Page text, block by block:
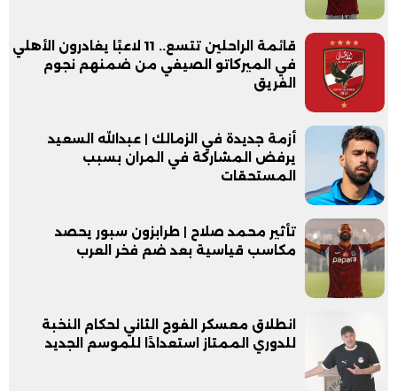
قائمة الراحلين تتسع.. 11 لاعبًا يغادرون الأهلي
في الميركاتو الصيفي من ضمنهم نجوم
الفريق
أزمة جديدة في الزمالك | عبدالله السعيد
يرفض المشاركة في المران بسبب
المستحقات
تأثير محمد صلاح | طرابزون سبور يحصد
مكاسب قياسية بعد ضم فخر العرب
انطلاق معسكر الفوج الثاني لحكام النخبة
للدوري الممتاز استعدادًا للموسم الجديد